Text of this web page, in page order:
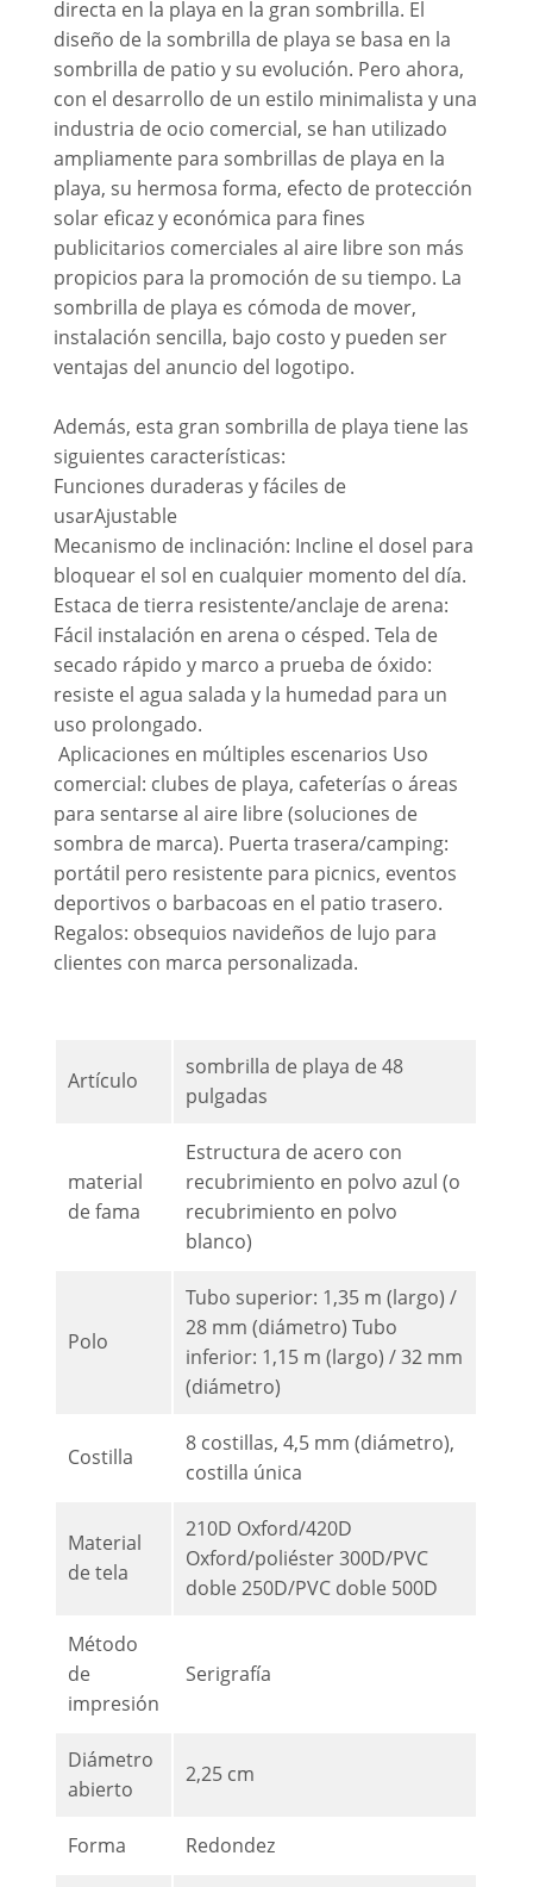
directa en la playa en la gran sombrilla. El
diseño de la sombrilla de playa se basa en la
sombrilla de patio y su evolución. Pero ahora,
con el desarrollo de un estilo minimalista y una
industria de ocio comercial, se han utilizado
ampliamente para sombrillas de playa en la
playa, su hermosa forma, efecto de protección
solar eficaz y económica para fines
publicitarios comerciales al aire libre son más
propicios para la promoción de su tiempo. La
sombrilla de playa es cómoda de mover,
instalación sencilla, bajo costo y pueden ser
ventajas del anuncio del logotipo.
Además, esta gran sombrilla de playa tiene las
siguientes características:
Funciones duraderas y fáciles de
usarAjustable
Mecanismo de inclinación: Incline el dosel para
bloquear el sol en cualquier momento del día.
Estaca de tierra resistente/anclaje de arena:
Fácil instalación en arena o césped. Tela de
secado rápido y marco a prueba de óxido:
resiste el agua salada y la humedad para un
uso prolongado.
Aplicaciones en múltiples escenarios Uso
comercial: clubes de playa, cafeterías o áreas
para sentarse al aire libre (soluciones de
sombra de marca). Puerta trasera/camping:
portátil pero resistente para picnics, eventos
deportivos o barbacoas en el patio trasero.
Regalos: obsequios navideños de lujo para
clientes con marca personalizada.
Artículo
sombrilla de playa de 48
pulgadas
material
de fama
Estructura de acero con
recubrimiento en polvo azul (o
recubrimiento en polvo
blanco)
Polo
Tubo superior: 1,35 m (largo) /
28 mm (diámetro) Tubo
inferior: 1,15 m (largo) / 32 mm
(diámetro)
Costilla
8 costillas, 4,5 mm (diámetro),
costilla única
Material
de tela
210D Oxford/420D
Oxford/poliéster 300D/PVC
doble 250D/PVC doble 500D
Método
de
impresión
Serigrafía
Diámetro
abierto
2,25 cm
Forma Redondez